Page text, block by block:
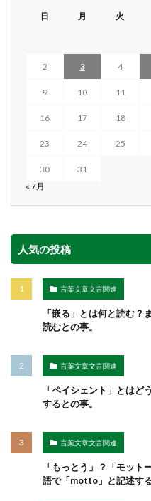
日 月 火
2 3 4
9 10 11
16 17 18
23 24 25
30
31
« 7月
人気の投稿
言葉文章文言関連
「嵌る」とは何と読む？
読むとの事。
言葉文章文言関連
「ペイシェント」とは
するとの事。
言葉文章文言関連
「もっとう」？「モット
語で「motto」と記述する